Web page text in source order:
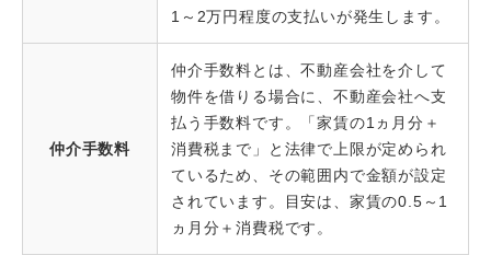
1～2万円程度の支払いが発生します。
仲介手数料
仲介手数料とは、不動産会社を介して
物件を借りる場合に、不動産会社へ支
払う手数料です。「家賃の1ヵ月分＋
消費税まで」と法律で上限が定められ
ているため、その範囲内で金額が設定
されています。目安は、家賃の0.5～1
ヵ月分＋消費税です。